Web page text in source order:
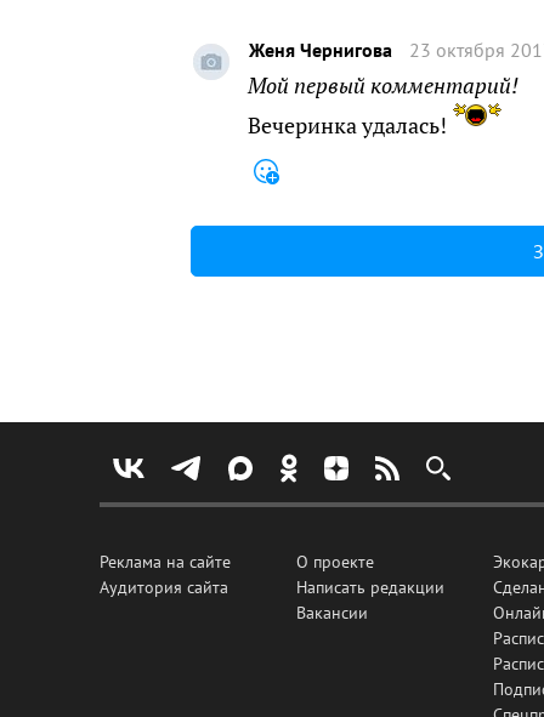
Женя Чернигова 23 октября
Мой первый комментарий!
Вечеринка удалась!
Реклама на сайте
Аудитория сайта
О проекте
Написать редакции
Вакансии